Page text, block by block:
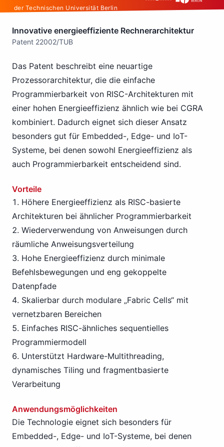
der Technischen Universität Berlin
Innovative energieeffiziente Rechnerarchitektur
Patent 22002/TUB
Das Patent beschreibt eine neuartige
Prozessorarchitektur, die die einfache
Programmierbarkeit von RISC-Architekturen mit
einer hohen Energieeffizienz ähnlich wie bei CGRA
kombiniert. Dadurch eignet sich dieser Ansatz
besonders gut für Embedded-, Edge- und IoT-
Systeme, bei denen sowohl Energieeffizienz als
auch Programmierbarkeit entscheidend sind.
Vorteile
Höhere Energieeffizienz als RISC-basierte
Architekturen bei ähnlicher Programmierbarkeit
Wiederverwendung von Anweisungen durch
räumliche Anweisungsverteilung
Hohe Energieeffizienz durch minimale
Befehlsbewegungen und eng gekoppelte
Datenpfade
Skalierbar durch modulare „Fabric Cells“ mit
vernetzbaren Bereichen
Einfaches RISC-ähnliches sequentielles
Programmiermodell
Unterstützt Hardware-Multithreading,
dynamisches Tiling und fragmentbasierte
Verarbeitung
Anwendungsmöglichkeiten
Die Technologie eignet sich besonders für
Embedded-, Edge- und IoT-Systeme, bei denen